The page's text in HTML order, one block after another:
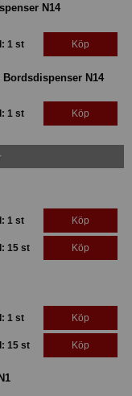
N14
1 st Köp
N14
1 st Köp
1 st Köp
15 st Köp
1 st Köp
15 st Köp